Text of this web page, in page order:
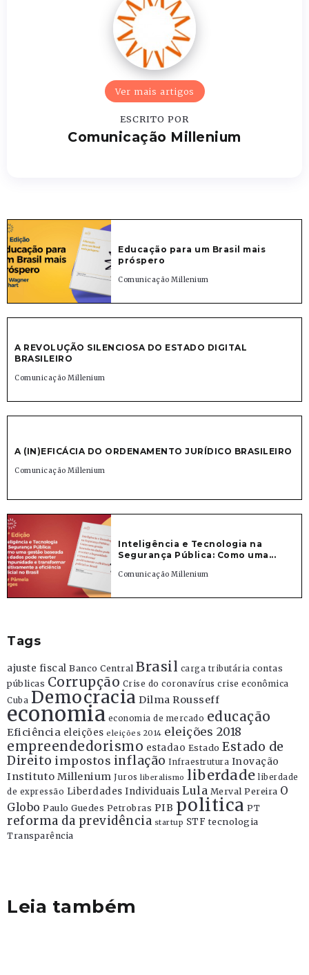
Ver mais artigos
ESCRITO POR
Comunicação Millenium
Educação para um Brasil mais
próspero
Comunicação Millenium
A REVOLUÇÃO SILENCIOSA DO ESTADO DIGITAL
BRASILEIRO
Comunicação Millenium
A (IN)EFICÁCIA DO ORDENAMENTO JURÍDICO BRASILEIRO
Comunicação Millenium
Inteligência e Tecnologia na
Segurança Pública: Como uma...
Comunicação Millenium
Tags
ajuste fiscal Banco Central Brasil carga tributária contas
públicas Corrupção Crise do coronavírus crise econômica
Cuba Democracia Dilma Rousseff
economia economia de mercado educação
Eficiência eleições eleições 2014 eleições 2018
empreendedorismo estadao Estado Estado de
Direito impostos inflação Infraestrutura Inovação
Instituto Millenium Juros liberalismo liberdade liberdade
de expressão Liberdades Individuais Lula Merval Pereira O
Globo Paulo Guedes Petrobras PIB politica PT
reforma da previdência startup STF tecnologia
Transparência
Leia também